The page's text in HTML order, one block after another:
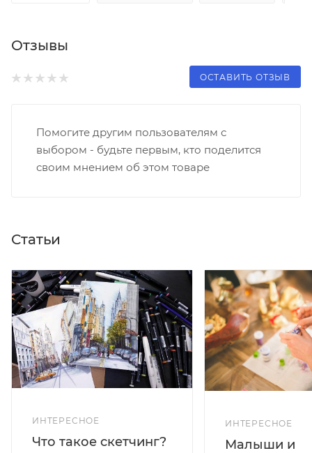
Отзывы
ОСТАВИТЬ ОТЗЫВ
Помогите другим пользователям с
выбором - будьте первым, кто поделится
своим мнением об этом товаре
Статьи
ИНТЕРЕСНОЕ
Что такое скетчинг?
ИНТЕРЕСНОЕ
Малыши и